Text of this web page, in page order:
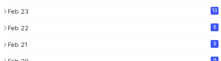
Feb 23 10
Feb 22 6
Feb 21 9